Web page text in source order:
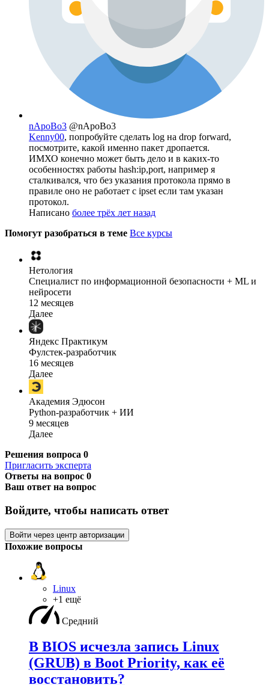
nApoBo3 @nApoBo3
Kenny00, попробуйте сделать log на drop forward,
посмотрите, какой именно пакет дропается.
ИМХО конечно может быть дело и в каких-то
особенностях работы hash:ip,port, например я
сталкивался, что без указания протокола прямо в
правиле оно не работает с ipset если там указан
протокол.
Написано более трёх лет назад
Помогут разобраться в теме Все курсы
Нетология
Специалист по информационной безопасности + ML и
нейросети
12 месяцев
Далее
Яндекс Практикум
Фулстек-разработчик
16 месяцев
Далее
Академия Эдюсон
Python-разработчик + ИИ
9 месяцев
Далее
Решения вопроса 0
Пригласить эксперта
Ответы на вопрос 0
Ваш ответ на вопрос
Войдите, чтобы написать ответ
Войти через центр авторизации
Похожие вопросы
Linux
+1 ещё
Средний
В BIOS исчезла запись Linux
(GRUB) в Boot Priority, как её
восстановить?